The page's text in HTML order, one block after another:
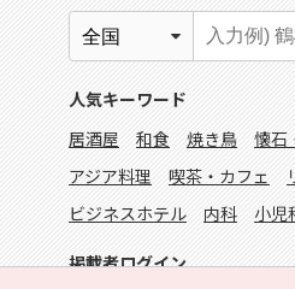
人気キーワード
居酒屋
和食 焼き鳥 懐石
アジア料理
喫茶・カフェ
ビジネスホテル
内科 小児
掲載者ログイン